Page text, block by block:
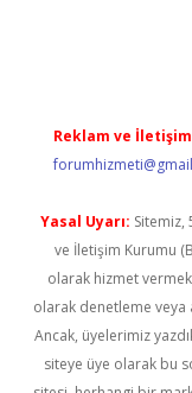
Reklam ve
Yasal Uyarı: Sitemiz,
ve İletişim Kurumu
olarak hizmet
olarak denetleme veya
Ancak, üyelerimiz
siteye üye olarak bu